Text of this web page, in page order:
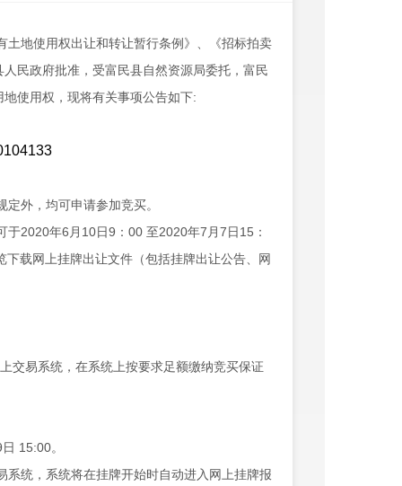
土地使用权出让和转让暂行条例》 《招标拍卖
人民政府批准， 受富民县自然资源局委托， 富民
地使用权，现将有关事项公告如下:
外，均可申请参加竞买。
于2020年6 月 10日9：00 至2020年7 月7日15：
载网上挂牌出让文件（包括挂牌出让公告、网
交易系统，在系统上按要求足额缴纳竞买保证
日 15:00。
统，系统将在挂牌开始时自动进入网上挂牌报